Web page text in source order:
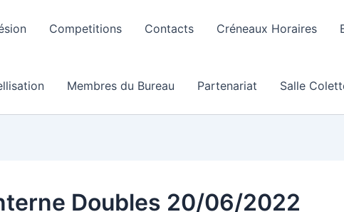
Competitions Contacts Créneaux Horaires
Membres du Bureau Partenariat Salle
Doubles 20/06/2022